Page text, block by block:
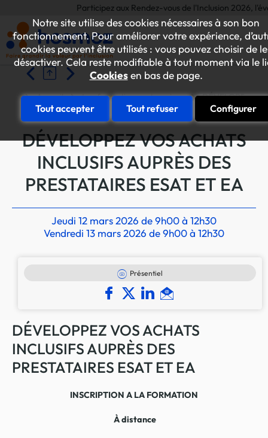
Notre site utilise des cookies nécessaires à son bon
fonctionnement. Pour améliorer votre expérience,
cookies peuvent être utilisés : vous pouvez choisir de
désactiver. Cela reste modifiable à tout moment via le
Cookiesen bas de page.
Tout accepter Tout refuser Configurer
Participez aux Rendez-vous de l'Inclusion 2026,
Accueil Les formations entreprises DÉVELOPPEZ
DÉVELOPPEZ VOS ACHATS
INCLUSIFS AUPRÈS DES
PRESTATAIRES ESAT ET EA
Jeudi 12 mars 2026 de 9h00 à 12h30
Vendredi 13 mars 2026 de 9h00 à 12h30
Présentiel
DÉVELOPPEZ VOS ACHATS
INCLUSIFS AUPRÈS DES
PRESTATAIRES ESAT ET EA
INSCRIPTION A LA FORMATION
À distance